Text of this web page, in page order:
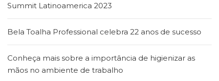
Summit Latinoamerica 2023
Bela Toalha Professional celebra 22 anos de sucesso
Conheça mais sobre a importância de higienizar as
mãos no ambiente de trabalho